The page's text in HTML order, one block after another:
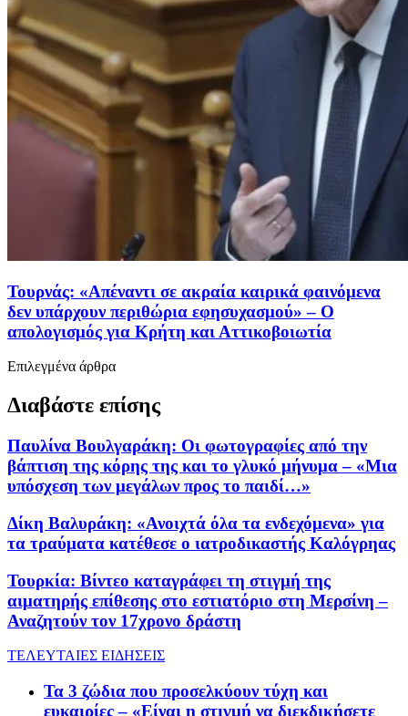
Τουρνάς: «Απέναντι σε ακραία καιρικά φαινόμενα
δεν υπάρχουν περιθώρια εφησυχασμού» – Ο
απολογισμός για Κρήτη και Αττικοβοιωτία
Επιλεγμένα άρθρα
Διαβάστε επίσης
Παυλίνα Βουλγαράκη: Οι φωτογραφίες από την
βάπτιση της κόρης της και το γλυκό μήνυμα – «Μια
υπόσχεση των μεγάλων προς το παιδί…»
Δίκη Βαλυράκη: «Ανοιχτά όλα τα ενδεχόμενα» για
τα τραύματα κατέθεσε ο ιατροδικαστής Καλόγρηας
Τουρκία: Βίντεο καταγράφει τη στιγμή της
αιματηρής επίθεσης στο εστιατόριο στη Μερσίνη –
Αναζητούν τον 17χρονο δράστη
ΤΕΛΕΥΤΑΙΕΣ ΕΙΔΗΣΕΙΣ
Τα 3 ζώδια που προσελκύουν τύχη και
ευκαιρίες – «Είναι η στιγμή να διεκδικήσετε